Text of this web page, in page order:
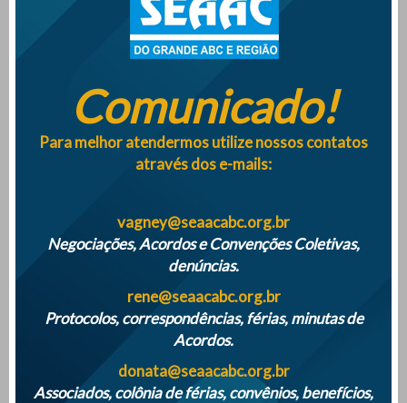
Comunicado!
Para melhor atendermos utilize nossos contatos
através dos e-mails:
vagney@seaacabc.org.br
Negociações, Acordos e Convenções Coletivas,
denúncias.
rene@seaacabc.org.br
Protocolos, correspondências, férias, minutas de
Acordos.
donata@seaacabc.org.br
Associados, colônia de férias, convênios, benefícios,